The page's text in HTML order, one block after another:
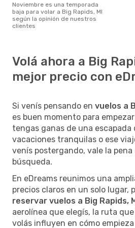
noviembre es una temporada
baja para volar a Big Rapids, MI
según la opinión de nuestros
clientes
Volá ahora a Big
mejor precio con
Si venís pensando en vuelos a
es buen momento para
tengas ganas de una escapada
vacaciones tranquilas o ese
venís postergando, vale la
búsqueda.
En eDreams reunimos una
precios claros en un solo lugar,
reservar vuelos a Big Rapids,
aerolínea que elegís, la ruta
volás influyen en cómo